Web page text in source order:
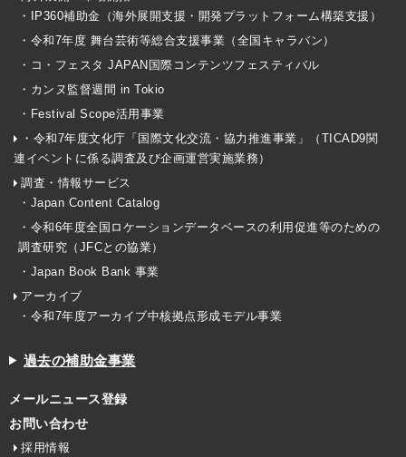
・IP360補助金（海外展開支援・開発プラットフォーム構築支援）
・令和7年度 舞台芸術等総合支援事業（全国キャラバン）
・コ・フェスタ JAPAN国際コンテンツフェスティバル
・カンヌ監督週間 in Tokio
・Festival Scope活用事業
・令和7年度文化庁「国際文化交流・協力推進事業」（TICAD9関
連イベントに係る調査及び企画運営実施業務）
調査・情報サービス
・Japan Content Catalog
・令和6年度全国ロケーションデータベースの利用促進等のための
調査研究（JFCとの協業）
・Japan Book Bank 事業
アーカイブ
・令和7年度アーカイブ中核拠点形成モデル事業
過去の補助金事業
メールニュース登録
お問い合わせ
採用情報